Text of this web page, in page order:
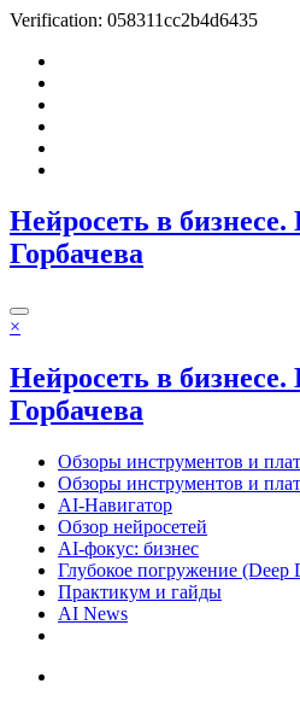
Verification: 058311cc2b4d6435
Перейти
содержимому
Нейросеть в
Горбачева
×
Нейросеть в
Горбачева
Обзоры инструментов и
Обзоры инструментов и
AI-Навигатор
Обзор нейросетей
AI-фокус: бизнес
Глубокое погружение (Deep
Практикум и гайды
AI News